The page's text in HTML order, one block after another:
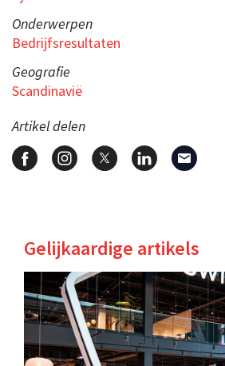
Onderwerpen
Bedrijfsresultaten
Geografie
Scandinavië
Artikel delen
Gelijkaardige artikels